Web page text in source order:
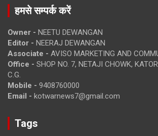
हमसे सम्पर्क करें
Owner - NEETU DEWANGAN
Editor - NEERAJ DEWANGAN
Associate - AVISO MARKETING AND
Office - SHOP NO. 7, NETAJI CHOWK,
C.G.
Mobile - 9408760000
Email - kotwarnews7@gmail.com
Tags